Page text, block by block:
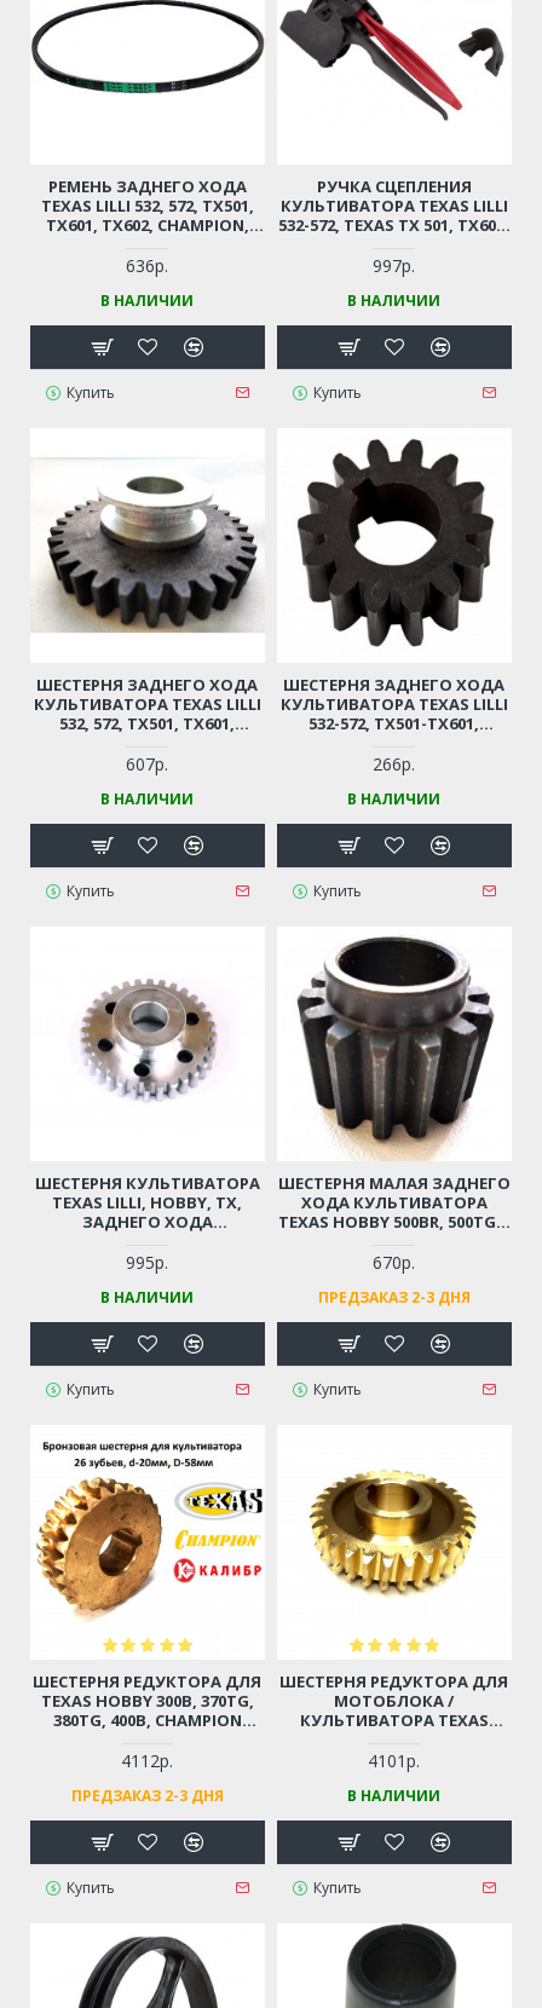
РЕМЕНЬ ЗАДНЕГО ХОДА
TEXAS LILLI 532, 572, TX501,
TX601, TX602, CHAMPION,
ЭНЕРГОМАШ (10X925 ММ,
РЕЗИНОВЫЙ)
636р.
В НАЛИЧИИ
Купить
РУЧКА СЦЕПЛЕНИЯ
КУЛЬТИВАТОРА TEXAS LILLI
532-572, TEXAS TX 501, TX602,
BC6612H, BC7712
(СДВОЕННАЯ)
997р.
В НАЛИЧИИ
Купить
ШЕСТЕРНЯ ЗАДНЕГО ХОДА
КУЛЬТИВАТОРА TEXAS LILLI
532, 572, TX501, TX601,
CHAMPION BC5512, BC5712,
BC5602, BC6712, BC6612H,
BC7712, BC7612H, CARVER T-
550R, T-650R, T-651R
607р.
В НАЛИЧИИ
Купить
ШЕСТЕРНЯ ЗАДНЕГО ХОДА
КУЛЬТИВАТОРА TEXAS LILLI
532-572, TX501-TX601,
BC5602, BC6712, BC6612H,
BC7712, BC7612H, CARVER T-
550R, T-650R, T-651R (МАЛАЯ)
266р.
В НАЛИЧИИ
Купить
ШЕСТЕРНЯ КУЛЬТИВАТОРА
TEXAS LILLI, HOBBY, TX,
ЗАДНЕГО ХОДА
995р.
В НАЛИЧИИ
Купить
ШЕСТЕРНЯ МАЛАЯ ЗАДНЕГО
ХОДА КУЛЬТИВАТОРА
TEXAS HOBBY 500BR, 500TGR,
670р.
ПРЕДЗАКАЗ 2-3 ДНЯ
Купить
ШЕСТЕРНЯ РЕДУКТОРА ДЛЯ
TEXAS HOBBY 300B, 370TG,
380TG, 400B, CHAMPION
МК3,5(TIYA).22;
МК5,0(WD).230
4112р.
ПРЕДЗАКАЗ 2-3 ДНЯ
Купить
ШЕСТЕРНЯ РЕДУКТОРА ДЛЯ
МОТОБЛОКА /
КУЛЬТИВАТОРА TEXAS
(30 ЗУБЬЕВ, D-25ММ, D-
81ММ)
4101р.
В НАЛИЧИИ
Купить